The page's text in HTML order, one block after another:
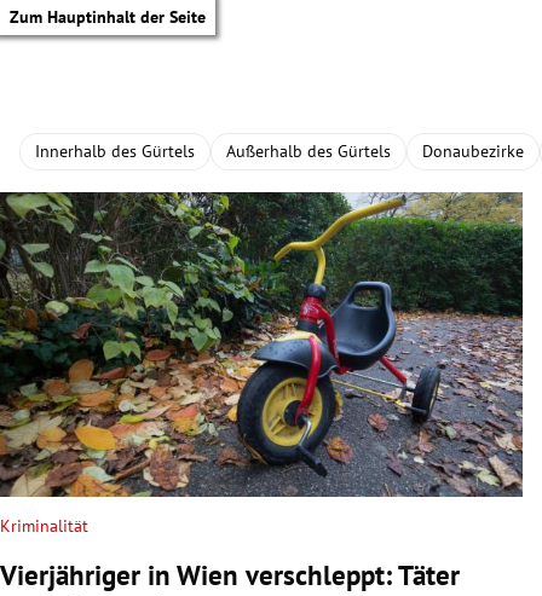
Zum Hauptinhalt der Seite
Untermenü
Innerhalb des Gürtels Außerhalb des Gürtels Donaubezirke
Kriminalität
Vierjähriger in Wien verschleppt: Täter